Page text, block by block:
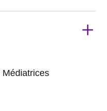
Médiatrices